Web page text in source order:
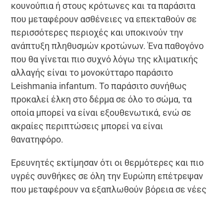
κουνούπια ή στους κρότωνες και τα παράσιτα
που μεταφέρουν ασθένειες να επεκταθούν σε
περισσότερες περιοχές και υποκινούν την
ανάπτυξη πληθυσμών κροτώνων. Ένα παθογόνο
που θα γίνεται πιο συχνό λόγω της κλιματικής
αλλαγής είναι το μονοκύτταρο παράσιτο
Leishmania infantum. Το παράσιτο συνήθως
προκαλεί έλκη στο δέρμα σε όλο το σώμα, τα
οποία μπορεί να είναι εξουθενωτικά, ενώ σε
ακραίες περιπτώσεις μπορεί να είναι
θανατηφόρο.
Ερευνητές εκτίμησαν ότι οι θερμότερες και πιο
υγρές συνθήκες σε όλη την Ευρώπη επέτρεψαν
που μεταφέρουν να εξαπλωθούν βόρεια σε νέες